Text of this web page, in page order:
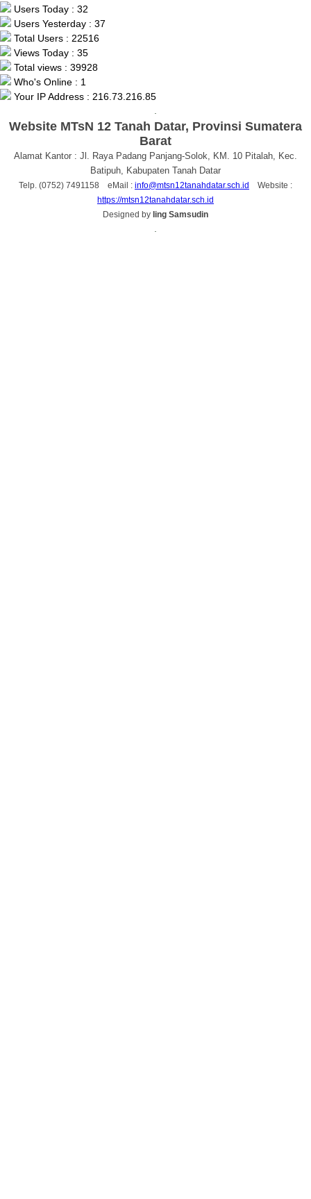
Users Today : 32
Users Yesterday : 37
Total Users : 22516
Views Today : 35
Total views : 39928
Who's Online : 1
Your IP Address : 216.73.216.85
Website MTsN 12 Tanah Datar, Provinsi Sumatera
Barat
Alamat Kantor : Jl. Raya Padang Panjang-Solok, KM. 10 Pitalah, Kec.
Batipuh, Kabupaten Tanah Datar
Telp. (0752) 7491158 eMail : info@mtsn12tanahdatar.sch.id
Website :
https://mtsn12tanahdatar.sch.id
Designed by Iing Samsudin